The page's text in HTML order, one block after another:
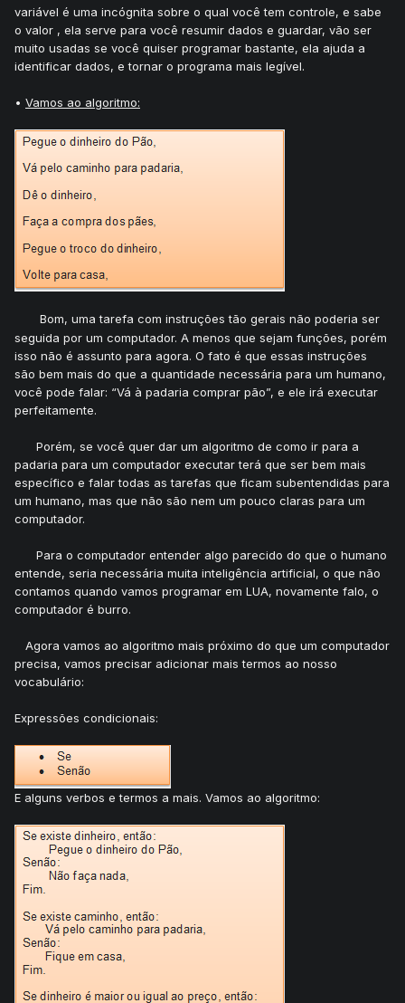
variável é uma incógnita sobre o qual você tem controle, e sabe
o valor , ela serve para você resumir dados e guardar, vão ser
muito usadas se você quiser programar bastante, ela ajuda a
identificar dados, e tornar o programa mais legível.
• Vamos ao algoritmo:
Bom, uma tarefa com instruções tão gerais não poderia ser
seguida por um computador. A menos que sejam funções, porém
isso não é assunto para agora. O fato é que essas instruções
são bem mais do que a quantidade necessária para um humano,
você pode falar: “Vá à padaria comprar pão”, e ele irá executar
perfeitamente.
Porém, se você quer dar um algoritmo de como ir para a
padaria para um computador executar terá que ser bem mais
específico e falar todas as tarefas que ficam subentendidas para
um humano, mas que não são nem um pouco claras para um
computador.
Para o computador entender algo parecido do que o humano
entende, seria necessária muita inteligência artificial, o que não
contamos quando vamos programar em LUA, novamente falo, o
computador é burro.
Agora vamos ao algoritmo mais próximo do que um computador
precisa, vamos precisar adicionar mais termos ao nosso
vocabulário:
Expressões condicionais:
E alguns verbos e termos a mais. Vamos ao algoritmo: